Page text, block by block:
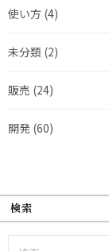
使い方 (4)
未分類 (2)
販売 (24)
開発 (60)
検索